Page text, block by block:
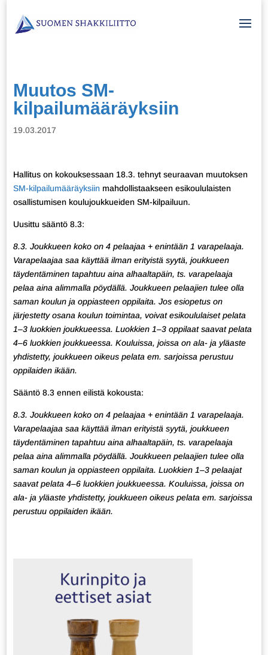
Muutos SM-
kilpailumääräyksiin
19.03.2017
Hallitus on kokouksessaan 18.3. tehnyt seuraavan muutoksen
SM-kilpailumääräyksiinmahdollistaakseen esikoululaisten
osallistumisen koulujoukkueiden SM-kilpailuun.
Uusittu sääntö 8.3:
8.3. Joukkueen koko on 4 pelaajaa + enintään 1 varapelaaja.
Varapelaajaa saa käyttää ilman erityistä syytä, joukkueen
täydentäminen tapahtuu aina alhaaltapäin, ts. varapelaaja
pelaa aina alimmalla pöydällä. Joukkueen pelaajien tulee olla
saman koulun ja oppiasteen oppilaita. Jos esiopetus on
järjestetty osana koulun toimintaa, voivat esikoululaiset pelata
1–3 luokkien joukkueessa. Luokkien 1–3 oppilaat saavat pelata
4–6 luokkien joukkueessa. Kouluissa, joissa on ala- ja yläaste
yhdistetty, joukkueen oikeus pelata em. sarjoissa perustuu
oppilaiden ikään.
Sääntö 8.3 ennen eilistä kokousta:
8.3. Joukkueen koko on 4 pelaajaa + enintään 1 varapelaaja.
Varapelaajaa saa käyttää ilman erityistä syytä, joukkueen
täydentäminen tapahtuu aina alhaaltapäin, ts. varapelaaja
pelaa aina alimmalla pöydällä. Joukkueen pelaajien tulee olla
saman koulun ja oppiasteen oppilaita. Luokkien 1–3 pelaajat
saavat pelata 4–6 luokkien joukkueessa. Kouluissa, joissa on
ala- ja yläaste yhdistetty, joukkueen oikeus pelata em. sarjoissa
perustuu oppilaiden ikään.